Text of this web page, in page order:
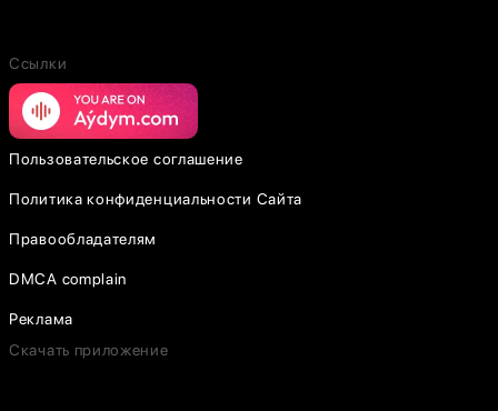
Ссылки
Пользовательское соглашение
Политика конфиденциальности Сайта
Правообладателям
DMCA complain
Реклама
Скачать приложение